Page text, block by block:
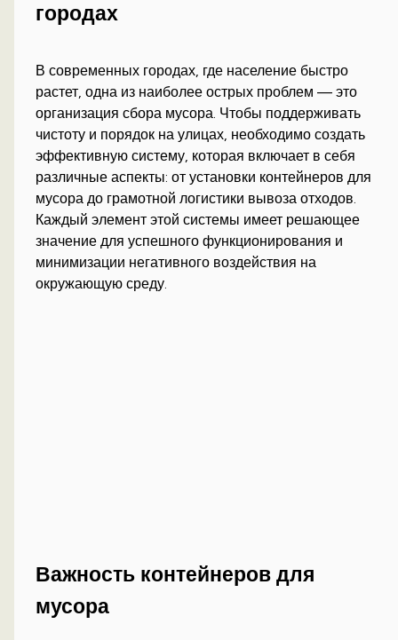
городах
В современных городах, где население быстро
растет, одна из наиболее острых проблем — это
организация сбора мусора. Чтобы поддерживать
чистоту и порядок на улицах, необходимо создать
эффективную систему, которая включает в себя
различные аспекты: от установки контейнеров для
мусора до грамотной логистики вывоза отходов.
Каждый элемент этой системы имеет решающее
значение для успешного функционирования и
минимизации негативного воздействия на
окружающую среду.
Важность контейнеров для
мусора